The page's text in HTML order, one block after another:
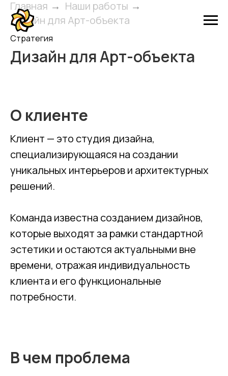
Главная → Наши работы →
Дизайн для Арт-объекта
Стратегия
Дизайн для Арт-объекта
О клиенте
Клиент — это студия дизайна,
специализирующаяся на создании
уникальных интерьеров и архитектурных
решений.
Команда известна созданием дизайнов,
которые выходят за рамки стандартной
эстетики и остаются актуальными вне
времени, отражая индивидуальность
клиента и его функциональные
потребности.
В чем проблема